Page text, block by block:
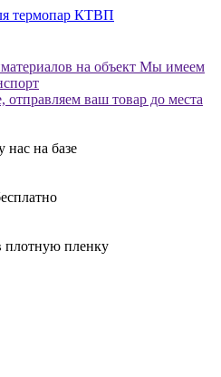
термопар КТВП
на объект Мы имеем
отправляем ваш товар до места
нас на базе
плотную пленку